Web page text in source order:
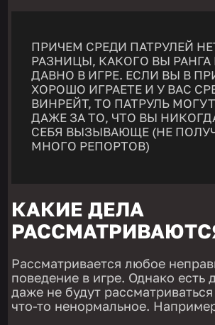
ПРИЧЕМ СРЕДИ ПАТРУЛЕЙ
РАЗНИЦЫ, КАКОГО ВЫ РАНГА
ДАВНО В ИГРЕ. ЕСЛИ ВЫ В
ХОРОШО ИГРАЕТЕ И У ВАС
ВИНРЕЙТ, ТО ПАТРУЛЬ
ДАЖЕ ЗА ТО, ЧТО ВЫ
СЕБЯ ВЫЗЫВАЮЩЕ (НЕ
МНОГО РЕПОРТОВ)
КАКИЕ ДЕЛА
Рассматривается любое
поведение в игре. Однако есть
даже не будут
что-то ненормальное.